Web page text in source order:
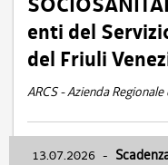
enti del
del Friuli
ARCS - Azienda
13.07.2026 -